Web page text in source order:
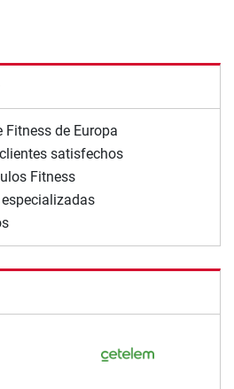
Fitness de Europa
satisfechos
Fitness